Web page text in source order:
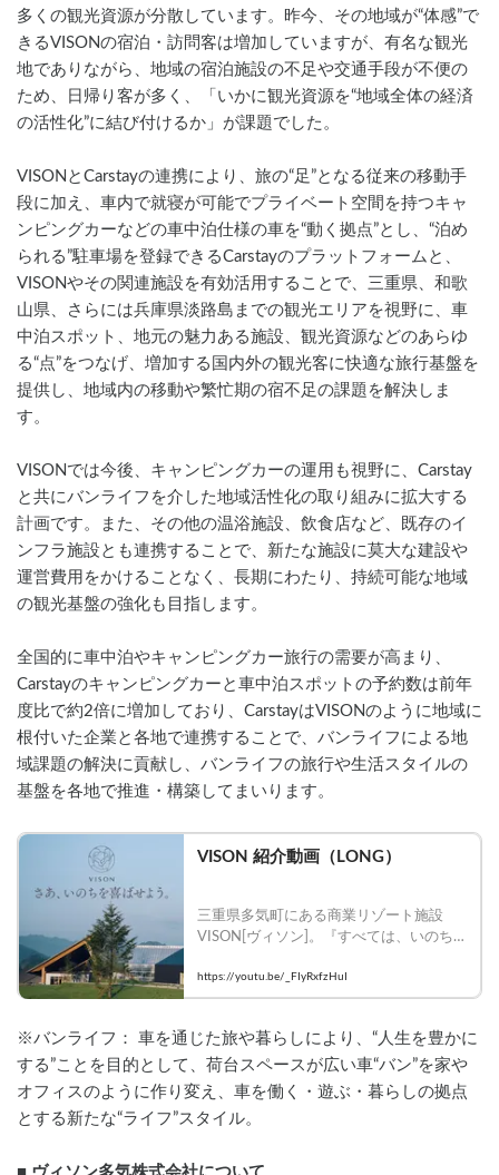
多くの観光資源が分散しています。昨今、その地域が“体感”で
きるVISONの宿泊・訪問客は増加していますが、有名な観光
地でありながら、地域の宿泊施設の不足や交通手段が不便の
ため、日帰り客が多く、「いかに観光資源を“地域全体の経済
の活性化”に結び付けるか」が課題でした。
VISONとCarstayの連携により、旅の“足”となる従来の移動手
段に加え、車内で就寝が可能でプライベート空間を持つキャ
ンピングカーなどの車中泊仕様の車を“動く拠点”とし、“泊め
られる”駐車場を登録できるCarstayのプラットフォームと、
VISONやその関連施設を有効活用することで、三重県、和歌
山県、さらには兵庫県淡路島までの観光エリアを視野に、車
中泊スポット、地元の魅力ある施設、観光資源などのあらゆ
る“点”をつなげ、増加する国内外の観光客に快適な旅行基盤を
提供し、地域内の移動や繁忙期の宿不足の課題を解決しま
す。
VISONでは今後、キャンピングカーの運用も視野に、Carstay
と共にバンライフを介した地域活性化の取り組みに拡大する
計画です。また、その他の温浴施設、飲食店など、既存のイ
ンフラ施設とも連携することで、新たな施設に莫大な建設や
運営費用をかけることなく、長期にわたり、持続可能な地域
の観光基盤の強化も目指します。
全国的に車中泊やキャンピングカー旅行の需要が高まり、
Carstayのキャンピングカーと車中泊スポットの予約数は前年
度比で約2倍に増加しており、CarstayはVISONのように地域に
根付いた企業と各地で連携することで、バンライフによる地
域課題の解決に貢献し、バンライフの旅行や生活スタイルの
基盤を各地で推進・構築してまいります。
VISON 紹介動画（LONG）
三重県多気町にある商業リゾート施設
VISON[ヴィソン]。『すべては、いのち
りの食やアートに触れる、ここでしか体
験できない特別な滞在をお楽しみくださ
https://youtu.be/_FIyRxfzHuI
※バンライフ： 車を通じた旅や暮らしにより、“人生を豊かに
する”ことを目的として、荷台スペースが広い車“バン”を家や
オフィスのように作り変え、車を働く・遊ぶ・暮らしの拠点
とする新たな“ライフ”スタイル。